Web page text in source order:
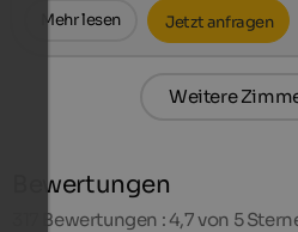
Mehr lesen Jetzt anfragen
Weitere
Bewertungen
Bewertungen : 4,7 von 5